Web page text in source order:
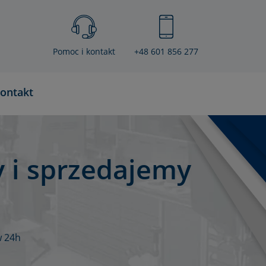
Pomoc i kontakt +48 601 856 277
i sprzedajemy
24h